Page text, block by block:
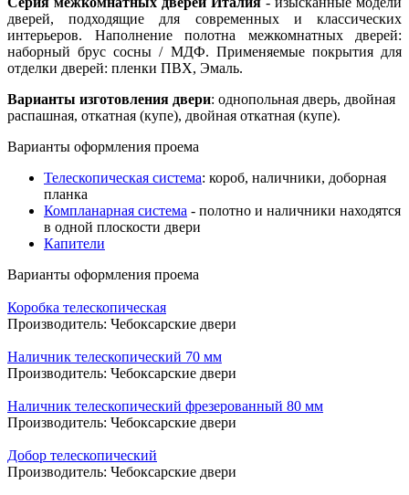
дверей, подходящие для современных и классических
интерьеров. Наполнение полотна межкомнатных дверей:
наборный брус сосны / МДФ. Применяемые покрытия для
отделки дверей: пленки ПВХ, Эмаль.
Варианты изготовления двери: однопольная дверь, двойная
распашная, откатная (купе), двойная откатная (купе).
Варианты оформления проема
Телескопическая система: короб, наличники, доборная
планка
Компланарная система - полотно и наличники находятся
в одной плоскости двери
Капители
Варианты оформления проема
Коробка телескопическая
Производитель: Чебоксарские двери
Наличник телескопический 70 мм
Производитель: Чебоксарские двери
Наличник телескопический фрезерованный 80 мм
Производитель: Чебоксарские двери
Добор телескопический
Производитель: Чебоксарские двери